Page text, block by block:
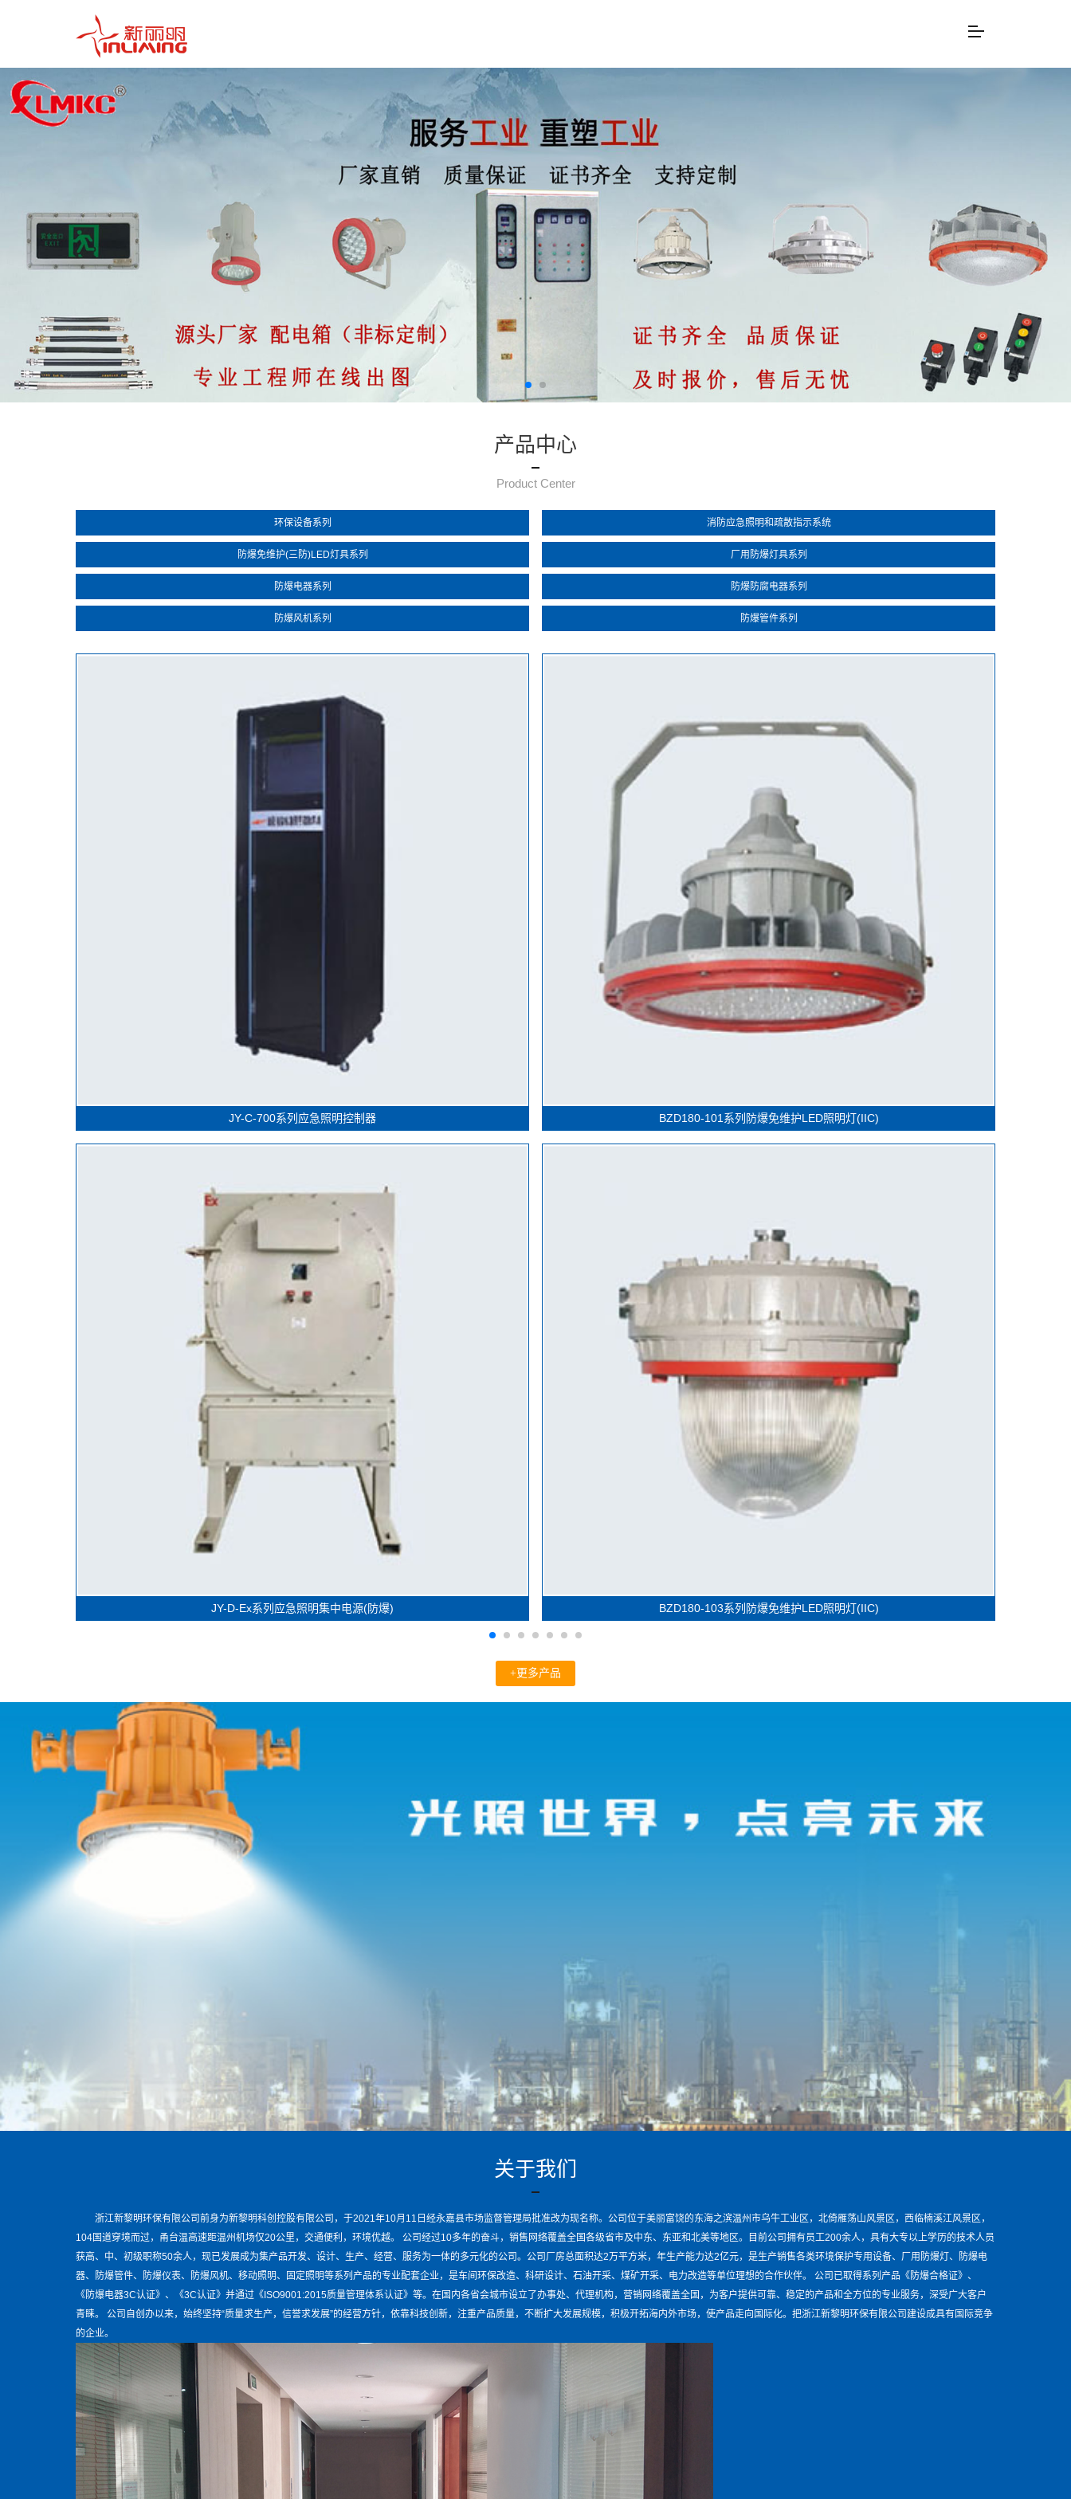
产品中心
Product Center
环保设备系列 消防应急照明和疏散指示系统
防爆免维护(三防)LED灯具系列 厂用防爆灯具系列
防爆电器系列 防爆防腐电器系列
防爆风机系列 防爆管件系列
JY-C-700系列应急照明控制器
JY-D-Ex系列应急照明集中电源(防爆)
BZD180-101系列防爆免维护LED照明灯(IIC)
BZD180-103系列防爆免维护LED照明灯(IIC)
+更多产品
关于我们
浙江新黎明环保有限公司前身为新黎明科创控股有限公司，于2021年10月11日经永嘉县市场监督管理局批准改为现名称。公司位于美丽富饶的东海之滨温州市乌牛工业区，北倚雁荡山风景区，西临楠溪江风景区，
104国道穿境而过，甬台温高速距温州机场仅20公里，交通便利，环境优越。 公司经过10多年的奋斗，销售网络覆盖全国各级省市及中东、东亚和北美等地区。目前公司拥有员工200余人，具有大专以上学历的技术人员
获高、中、初级职称50余人，现已发展成为集产品开发、设计、生产、经营、服务为一体的多元化的公司。公司厂房总面积达2万平方米，年生产能力达2亿元，是生产销售各类环境保护专用设备、厂用防爆灯、防爆电
器、防爆管件、防爆仪表、防爆风机、移动照明、固定照明等系列产品的专业配套企业，是车间环保改造、科研设计、石油开采、煤矿开采、电力改造等单位理想的合作伙伴。 公司已取得系列产品《防爆合格证》、
《防爆电器3C认证》、《3C认证》并通过《ISO9001:2015质量管理体系认证》等。在国内各省会城市设立了办事处、代理机构，营销网络覆盖全国，为客户提供可靠、稳定的产品和全方位的专业服务，深受广大客户
青睐。 公司自创办以来，始终坚持“质量求生产，信誉求发展”的经营方针，依靠科技创新，注重产品质量，不断扩大发展规模，积极开拓海内外市场，使产品走向国际化。把浙江新黎明环保有限公司建设成具有国际竞争
的企业。